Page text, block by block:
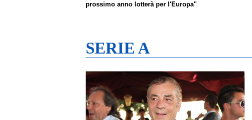
prossimo anno lotterà per l'Europa"
SERIE A